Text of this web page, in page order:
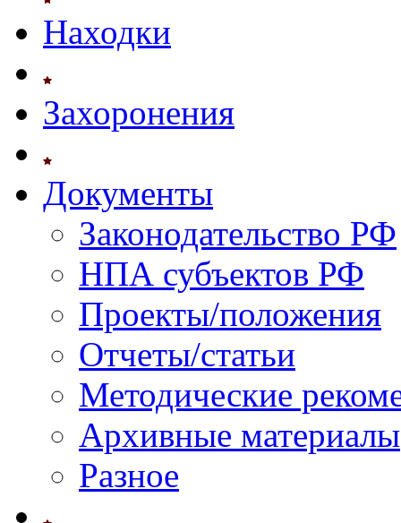
Находки
Захоронения
Документы
Законодательство РФ
НПА субъектов РФ
Проекты/положения
Отчеты/статьи
Методические
Архивные материалы
Разное